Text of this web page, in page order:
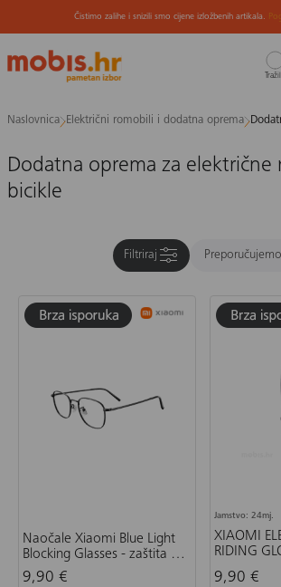
na
Čistimo zalihe i snizili smo cijene izložbenih artikala.
Naslovnica Električni romobili i dodatna oprema
Dodatna oprema za električne
bicikle
Filtriraj
Naočale Xiaomi Blue Light
Blocking Glasses - zaštita od
plave svjetlosti, crne
9,90 €
Jamstvo: 24mj.
XIAOMI
RIDING
9,90 €